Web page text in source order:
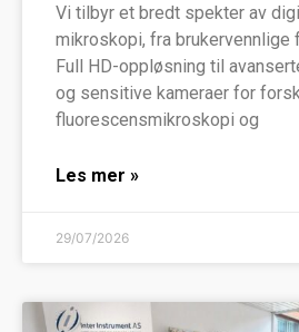
Vi tilbyr et bredt spekter av
mikroskopi, fra brukervennlige
Full HD-oppløsning til
og sensitive kameraer for
fluorescensmikroskopi og
Les mer »
29/07/2026